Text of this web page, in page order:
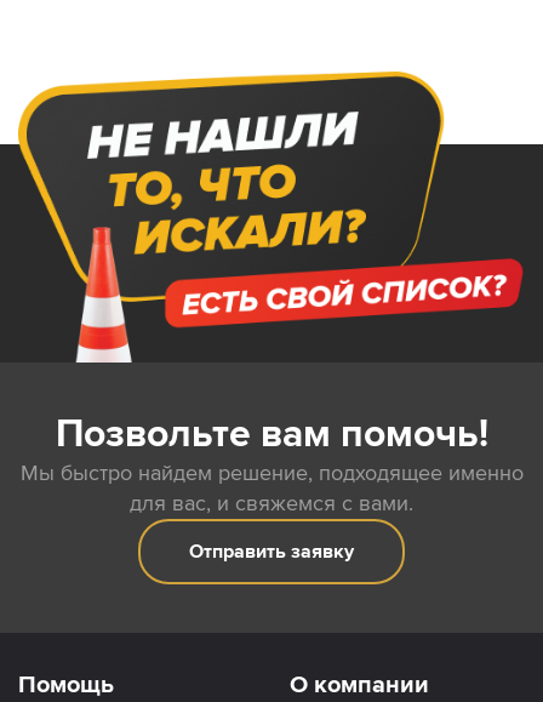
Позвольте вам помочь!
Мы быстро найдем решение, подходящее именно
для вас, и свяжемся с вами.
Отправить заявку
Помощь
О компании